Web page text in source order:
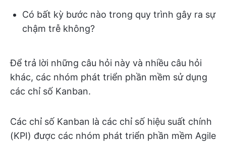
Có bất kỳ bước nào trong quy trình gây ra sự
chậm trễ không?
Để trả lời những câu hỏi này và nhiều câu hỏi
khác, các nhóm phát triển phần mềm sử dụng
các chỉ số Kanban.
Các chỉ số Kanban là các chỉ số hiệu suất chính
(KPI) được các nhóm phát triển phần mềm Agile